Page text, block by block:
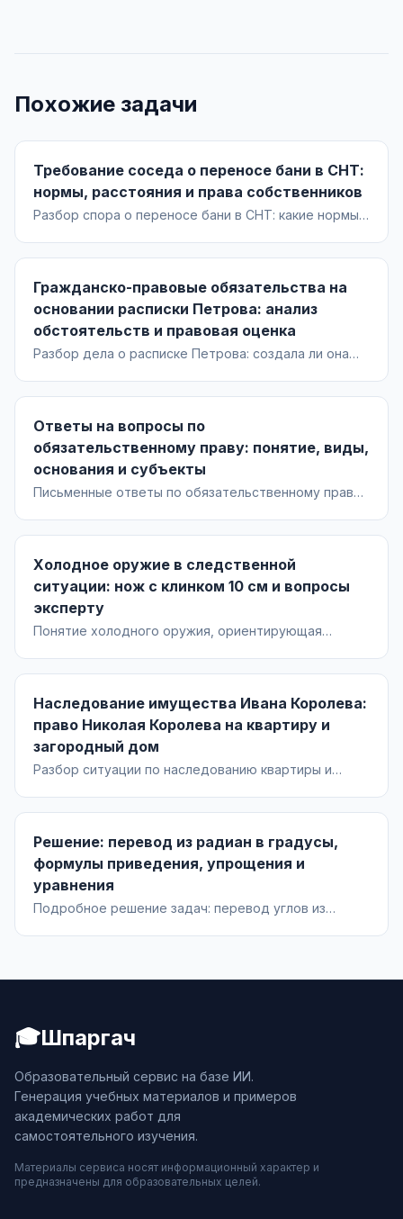
Похожие задачи
Требование соседа о переносе бани в СНТ:
нормы, расстояния и права собственников
Разбор спора о переносе бани в СНТ: какие нормы
Гражданско-правовые обязательства на
основании расписки Петрова: анализ
обстоятельств и правовая оценка
Разбор дела о расписке Петрова: создала ли она
доказывания и типовые судебные подходы.
Ответы на вопросы по
обязательственному праву: понятие, виды,
основания и субъекты
Письменные ответы по обязательственному праву:
структура и субъекты.
Холодное оружие в следственной
ситуации: нож с клинком 10 см и вопросы
эксперту
Понятие холодного оружия, ориентирующая
клинка.
Наследование имущества Ивана Королева:
право Николая Королева на квартиру и
загородный дом
Разбор ситуации по наследованию квартиры и
Королев наследует имущество и когда нет.
Решение: перевод из радиан в градусы,
формулы приведения, упрощения и
уравнения
Подробное решение задач: перевод углов из
каждому пункту.
🎓Шпаргач
Образовательный сервис на базе ИИ.
Генерация учебных материалов и примеров
академических работ для
самостоятельного изучения.
Материалы сервиса носят информационный характер и
предназначены для образовательных целей.